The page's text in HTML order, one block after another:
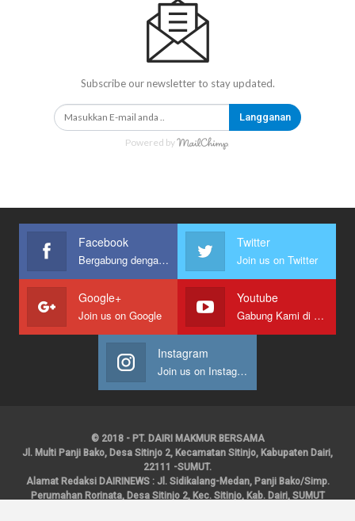
Subscribe our newsletter to stay updated.
Langganan
Powered by
Facebook
Bergabung dengan kami
Twitter
Join us on Twitter
Google+
Join us on Google
Youtube
Gabung Kami di Youtube
Instagram
Join us on Instagram
© 2018 - PT. DAIRI MAKMUR BERSAMA
Jl. Multi Panji Bako, Desa Sitinjo 2, Kecamatan Sitinjo, Kabupaten Dairi,
22111 -SUMUT.
Alamat Redaksi DAIRINEWS : Jl. Sidikalang-Medan, Panji Bako/Simp.
Perumahan Rorinata, Desa Sitinjo 2, Kec. Sitinjo, Kab. Dairi, SUMUT